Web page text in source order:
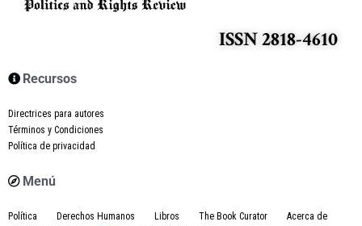
ISSN 2818-4610
Recursos
Directrices para autores
Términos y Condiciones
Política de privacidad
Menú
Política Derechos Humanos Libros The Book Curator
Acerca de